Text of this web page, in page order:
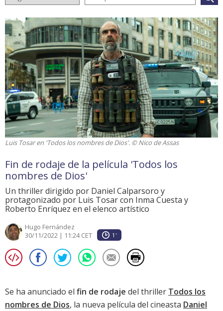
Luis Tosar en 'Todos los nombres de Dios'. © Nico de Assas
Fin de rodaje de la película 'Todos los
nombres de Dios'
Un thriller dirigido por Daniel Calparsoro y
protagonizado por Luis Tosar con Inma Cuesta y
Roberto Enríquez en el elenco artístico
Hugo Fernández
30/11/2022 | 11:24 CET
1'
Se ha anunciado el fin de rodaje del thriller Todos los
nombres de Dios, la nueva película del cineasta Daniel